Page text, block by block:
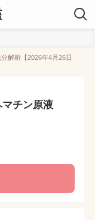
解析【2026年4月26日
チン原液